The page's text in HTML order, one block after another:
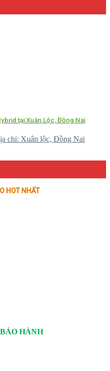
tại Xuân Lộc, Đồng Nai
chỉ: Xuân lộc, Đồng Nai
HOT NHẤT
HÀNH